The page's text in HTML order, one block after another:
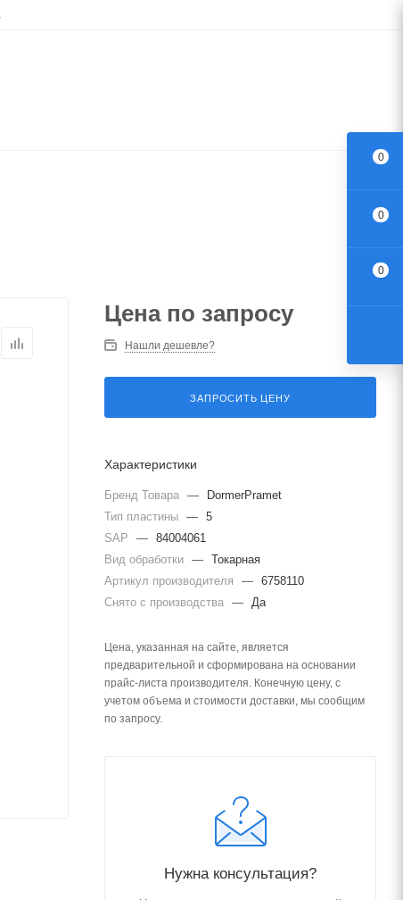
Цена по запросу
Нашли дешевле?
ЗАПРОСИТЬ ЦЕНУ
Характеристики
Бренд Товара —
DormerPramet
Тип пластины — 5
SAP
— 84004061
Вид обработки — Токарная
Артикул производителя
— 6758110
Снято с производства — Да
Цена, указанная на сайте, является
предварительной и сформирована на основании
прайс-листа производителя. Конечную цену, с
учетом объема и стоимости доставки, мы сообщим
по запросу.
Нужна консультация?
0
0
0